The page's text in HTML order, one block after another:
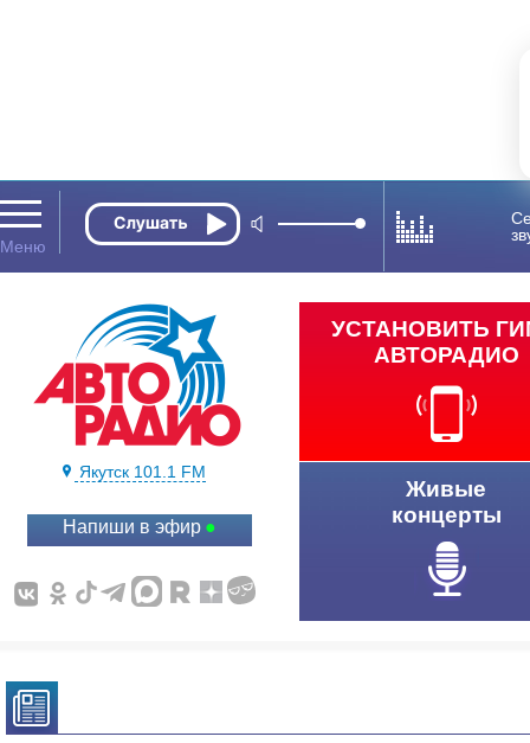
Якутск 101.1 FM
Напиши в эфир
УСТАНОВИТЬ
АВТОРАДИО
Живые
концерты